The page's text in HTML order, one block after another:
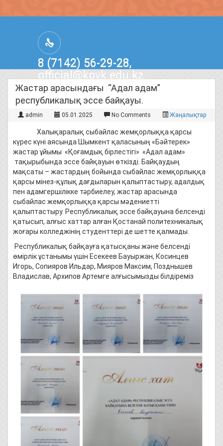
8 (7142) 56-29-28,
official@kpvk.edu.kz
г.Костанай, Проспект Кобыланды
Батыра, 3
Жастар арасындағы “Адал адам”
республикалық эссе байқауы.
admin 05.01.2025 No Comments Жаңалықтар
Халықаралық сыбайлас жемқорлыққа қарсы
күрес күні аясында Шымкент қаласының «Бәйтерек»
жастар ұйымы «Қоғамдық бірлестігі» «Адал адам»
тақырыбында эссе байқауын өткізді. Байқаудың
мақсаты – жастардың бойында сыбайлас жемқорлыққа
қарсы мінез-құлық дағдыларын қалыптастыру, адалдық
пен адамгершілікке тәрбиелеу, жастар арасында
сыбайлас жемқорлыққа қарсы мәдениетті
қалыптастыру. Республикалық эссе байқауына белсенді
қатысып, алғыс хаттар алған Қостанай политехникалық
жоғары колледжінің студенттері де шетте қалмады.
Республикалық байқауға қатысқаны және белсенді
өмірлік ұстанымы үшін Есекеев Бауыржан, Косинцев
Игорь, Сопияров Ильдар, Мияров Максим, Позднышев
Владислав, Архипов Артемге алғысымызды білдіреміз